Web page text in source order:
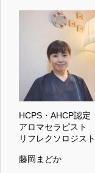
HCPS・AHCP認定
アロマセラピスト
リフレクソロジスト
藤岡まどか